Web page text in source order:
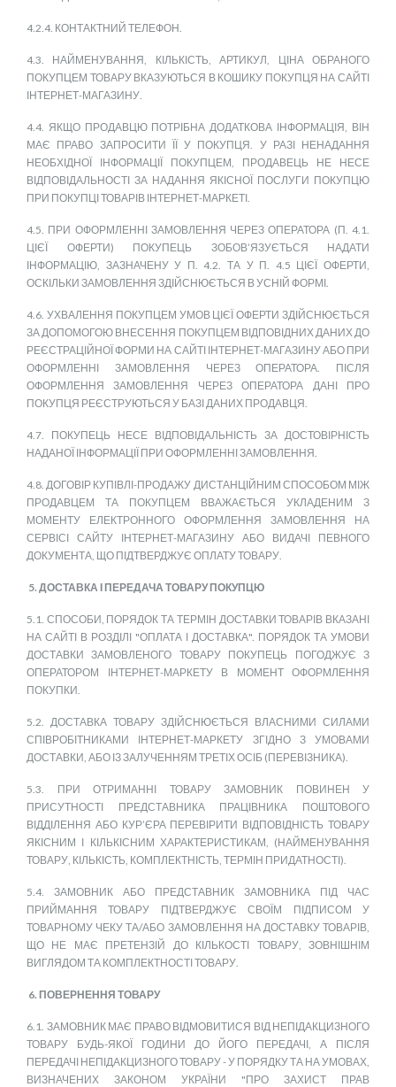
4.2.4. КОНТАКТНИЙ ТЕЛЕФОН.
4.3. НАЙМЕНУВАННЯ, КІЛЬКІСТЬ, АРТИКУЛ, ЦІНА ОБРАНОГО
ПОКУПЦЕМ ТОВАРУ ВКАЗУЮТЬСЯ В КОШИКУ ПОКУПЦЯ НА САЙТІ
ІНТЕРНЕТ-МАГАЗИНУ.
4.4. ЯКЩО ПРОДАВЦЮ ПОТРІБНА ДОДАТКОВА ІНФОРМАЦІЯ, ВІН
МАЄ ПРАВО ЗАПРОСИТИ ЇЇ У ПОКУПЦЯ. У РАЗІ НЕНАДАННЯ
НЕОБХІДНОЇ ІНФОРМАЦІЇ ПОКУПЦЕМ, ПРОДАВЕЦЬ НЕ НЕСЕ
ВІДПОВІДАЛЬНОСТІ ЗА НАДАННЯ ЯКІСНОЇ ПОСЛУГИ ПОКУПЦЮ
ПРИ ПОКУПЦІ ТОВАРІВ ІНТЕРНЕТ-МАРКЕТІ.
4.5. ПРИ ОФОРМЛЕННІ ЗАМОВЛЕННЯ ЧЕРЕЗ ОПЕРАТОРА (П. 4.1.
ЦІЄЇ ОФЕРТИ) ПОКУПЕЦЬ ЗОБОВ’ЯЗУЄТЬСЯ НАДАТИ
ІНФОРМАЦІЮ, ЗАЗНАЧЕНУ У П. 4.2. ТА У П. 4.5 ЦІЄЇ ОФЕРТИ,
ОСКІЛЬКИ ЗАМОВЛЕННЯ ЗДІЙСНЮЄТЬСЯ В УСНІЙ ФОРМІ.
4.6. УХВАЛЕННЯ ПОКУПЦЕМ УМОВ ЦІЄЇ ОФЕРТИ ЗДІЙСНЮЄТЬСЯ
ЗА ДОПОМОГОЮ ВНЕСЕННЯ ПОКУПЦЕМ ВІДПОВІДНИХ ДАНИХ ДО
РЕЄСТРАЦІЙНОЇ ФОРМИ НА САЙТІ ІНТЕРНЕТ-МАГАЗИНУ АБО ПРИ
ОФОРМЛЕННІ ЗАМОВЛЕННЯ ЧЕРЕЗ ОПЕРАТОРА. ПІСЛЯ
ОФОРМЛЕННЯ ЗАМОВЛЕННЯ ЧЕРЕЗ ОПЕРАТОРА ДАНІ ПРО
ПОКУПЦЯ РЕЄСТРУЮТЬСЯ У БАЗІ ДАНИХ ПРОДАВЦЯ.
4.7. ПОКУПЕЦЬ НЕСЕ ВІДПОВІДАЛЬНІСТЬ ЗА ДОСТОВІРНІСТЬ
НАДАНОЇ ІНФОРМАЦІЇ ПРИ ОФОРМЛЕННІ ЗАМОВЛЕННЯ.
4.8. ДОГОВІР КУПІВЛІ-ПРОДАЖУ ДИСТАНЦІЙНИМ СПОСОБОМ МІЖ
ПРОДАВЦЕМ ТА ПОКУПЦЕМ ВВАЖАЄТЬСЯ УКЛАДЕНИМ З
МОМЕНТУ ЕЛЕКТРОННОГО ОФОРМЛЕННЯ ЗАМОВЛЕННЯ НА
СЕРВІСІ САЙТУ ІНТЕРНЕТ-МАГАЗИНУ АБО ВИДАЧІ ПЕВНОГО
ДОКУМЕНТА, ЩО ПІДТВЕРДЖУЄ ОПЛАТУ ТОВАРУ.
5. ДОСТАВКА І ПЕРЕДАЧА ТОВАРУ ПОКУПЦЮ
5.1. СПОСОБИ, ПОРЯДОК ТА ТЕРМІН ДОСТАВКИ ТОВАРІВ ВКАЗАНІ
НА САЙТІ В РОЗДІЛІ "ОПЛАТА І ДОСТАВКА". ПОРЯДОК ТА УМОВИ
ДОСТАВКИ ЗАМОВЛЕНОГО ТОВАРУ ПОКУПЕЦЬ ПОГОДЖУЄ З
ОПЕРАТОРОМ ІНТЕРНЕТ-МАРКЕТУ В МОМЕНТ ОФОРМЛЕННЯ
ПОКУПКИ.
5.2. ДОСТАВКА ТОВАРУ ЗДІЙСНЮЄТЬСЯ ВЛАСНИМИ СИЛАМИ
СПІВРОБІТНИКАМИ ІНТЕРНЕТ-МАРКЕТУ ЗГІДНО З УМОВАМИ
ДОСТАВКИ, АБО ІЗ ЗАЛУЧЕННЯМ ТРЕТІХ ОСІБ (ПЕРЕВІЗНИКА).
5.3. ПРИ ОТРИМАННІ ТОВАРУ ЗАМОВНИК ПОВИНЕН У
ПРИСУТНОСТІ ПРЕДСТАВНИКА ПРАЦІВНИКА ПОШТОВОГО
ВІДДІЛЕННЯ АБО КУР’ЄРА ПЕРЕВІРИТИ ВІДПОВІДНІСТЬ ТОВАРУ
ЯКІСНИМ І КІЛЬКІСНИМ ХАРАКТЕРИСТИКАМ, (НАЙМЕНУВАННЯ
ТОВАРУ, КІЛЬКІСТЬ, КОМПЛЕКТНІСТЬ, ТЕРМІН ПРИДАТНОСТІ).
5.4. ЗАМОВНИК АБО ПРЕДСТАВНИК ЗАМОВНИКА ПІД ЧАС
ПРИЙМАННЯ ТОВАРУ ПІДТВЕРДЖУЄ СВОЇМ ПІДПИСОМ У
ТОВАРНОМУ ЧЕКУ ТА/АБО ЗАМОВЛЕННЯ НА ДОСТАВКУ ТОВАРІВ,
ЩО НЕ МАЄ ПРЕТЕНЗІЙ ДО КІЛЬКОСТІ ТОВАРУ, ЗОВНІШНІМ
ВИГЛЯДОМ ТА КОМПЛЕКТНОСТІ ТОВАРУ.
6. ПОВЕРНЕННЯ ТОВАРУ
6.1. ЗАМОВНИК МАЄ ПРАВО ВІДМОВИТИСЯ ВІД НЕПІДАКЦИЗНОГО
ТОВАРУ БУДЬ-ЯКОЇ ГОДИНИ ДО ЙОГО ПЕРЕДАЧІ, А ПІСЛЯ
ПЕРЕДАЧІ НЕПІДАКЦИЗНОГО ТОВАРУ - У ПОРЯДКУ ТА НА УМОВАХ,
ВИЗНАЧЕНИХ ЗАКОНОМ УКРАЇНИ "ПРО ЗАХИСТ ПРАВ